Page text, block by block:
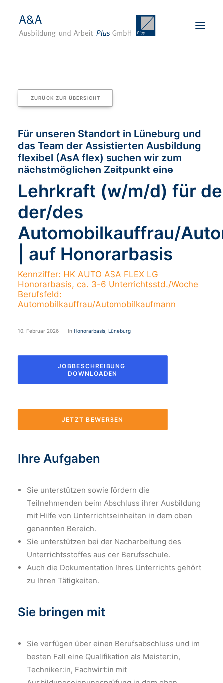
Über uns
Standorte
Für Unternehmen
BEWERBEN
ZURÜCK ZUR ÜBERSICHT
Für unseren Standort in Lüneburg und
das Team der Assistierten Ausbildung
flexibel (AsA flex) suchen wir zum
nächstmöglichen Zeitpunkt eine
Lehrkraft (w/m/d) für
der/des
Automobilkauffrau/
| auf Honorarbasis
Kennziffer: HK AUTO ASA FLEX LG
Honorarbasis, ca. 3-6 Unterrichtsstd./Woche
Berufsfeld:
Automobilkauffrau/Automobilkaufmann
10. Februar 2026 In Honorarbasis Lüneburg
JOBBESCHREIBUNG
DOWNLOADEN
JETZT BEWERBEN
Ihre Aufgaben
Sie unterstützen sowie fördern die
Teilnehmenden beim Abschluss ihrer Ausbildung
mit Hilfe von Unterrichtseinheiten in dem oben
genannten Bereich.
Sie unterstützen bei der Nacharbeitung des
Unterrichtsstoffes aus der Berufsschule.
Auch die Dokumentation Ihres Unterrichts gehört
zu Ihren Tätigkeiten.
Sie bringen mit
Sie verfügen über einen Berufsabschluss und im
besten Fall eine Qualifikation als Meister:in,
Techniker:in, Fachwirt:in mit